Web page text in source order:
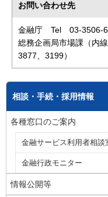
お問い合わせ先
金融庁 Tel 03-3506-
総務企画局市場課（内
3877、3199）
相談・手続・採用情報
各種窓口のご案内
金融サービス利用者相談
金融行政モニター
情報公開等